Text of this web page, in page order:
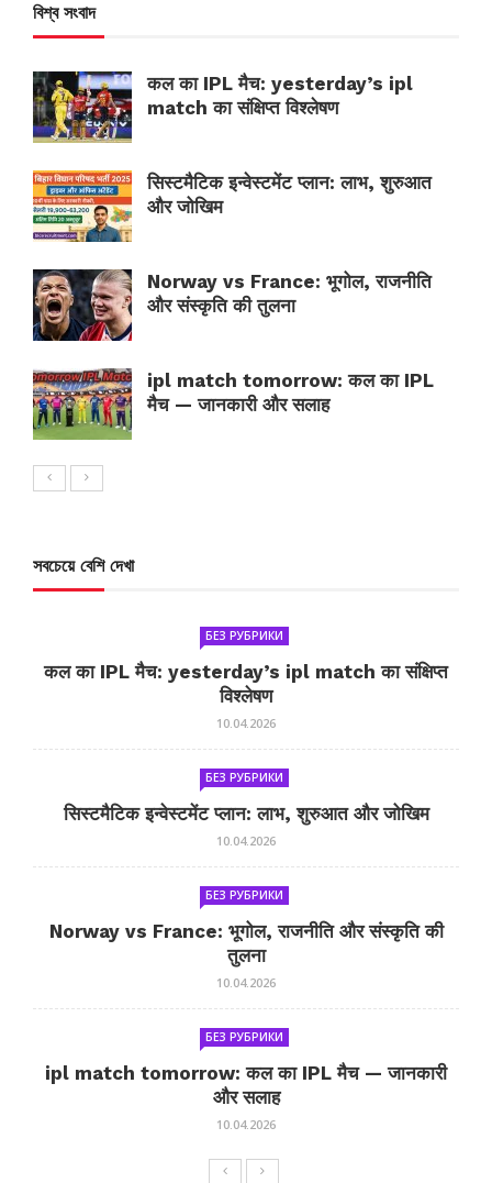
বিশ্ব সংবাদ
कल का IPL मैच: yesterday’s ipl
match का संक्षिप्त विश्लेषण
सिस्टमैटिक इन्वेस्टमेंट प्लान: लाभ, शुरुआत
और जोखिम
Norway vs France: भूगोल, राजनीति
और संस्कृति की तुलना
ipl match tomorrow: कल का IPL
मैच — जानकारी और सलाह
সবচেয়ে বেশি দেখা
БЕЗ РУБРИКИ
कल का IPL मैच: yesterday’s ipl match का संक्षिप्त
विश्लेषण
10.04.2026
БЕЗ РУБРИКИ
सिस्टमैटिक इन्वेस्टमेंट प्लान: लाभ, शुरुआत और जोखिम
10.04.2026
БЕЗ РУБРИКИ
Norway vs France: भूगोल, राजनीति और संस्कृति की
तुलना
10.04.2026
БЕЗ РУБРИКИ
ipl match tomorrow: कल का IPL मैच — जानकारी
और सलाह
10.04.2026